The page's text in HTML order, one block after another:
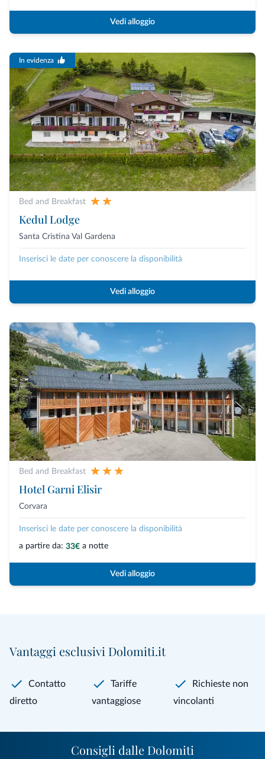
Vedi alloggio
In evidenza
Bed and Breakfast
Kedul Lodge
Santa Cristina Val Gardena
Inserisci le date per conoscere la disponibilità
Vedi alloggio
Bed and Breakfast
Hotel Garni Elisir
Corvara
Inserisci le date per conoscere la disponibilità
a partire da: 33€ a notte
Vedi alloggio
Vantaggi esclusivi Dolomiti.it
Contatto
diretto
Tariffe
vantaggiose
Richieste non
vincolanti
Consigli dalle Dolomiti